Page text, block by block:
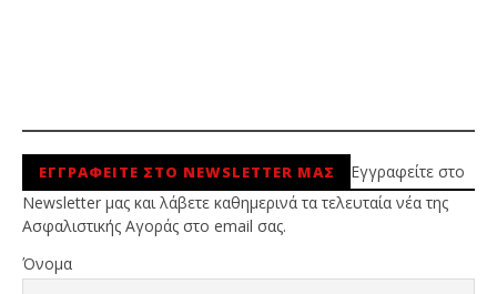
ΕΓΓΡΑΦΕΙΤΕ ΣΤΟ NEWSLETTER ΜΑΣ
Εγγραφείτε στο
Newsletter μας και λάβετε καθημερινά τα τελευταία νέα της
Ασφαλιστικής Αγοράς στο email σας.
Όνομα